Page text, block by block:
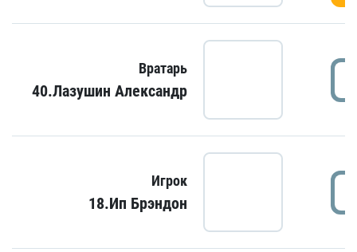
Вратарь
40.Лазушин Александр
Игрок
18.Ип Брэндон